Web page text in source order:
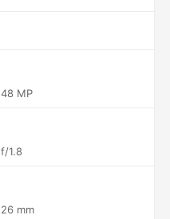
48 MP
f/1.8
26 mm